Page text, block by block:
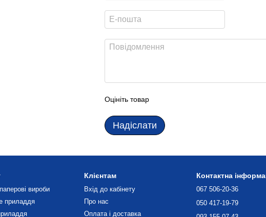
Оцініть товар
Надіслати
вироби
приладдя
Клієнтам
Вхід до кабінету
Про нас
Оплата і доставка
Контактна
067 506-20-36
050 417-19-79